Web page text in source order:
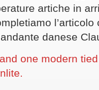
artiche in
l’articolo
danese
one modern